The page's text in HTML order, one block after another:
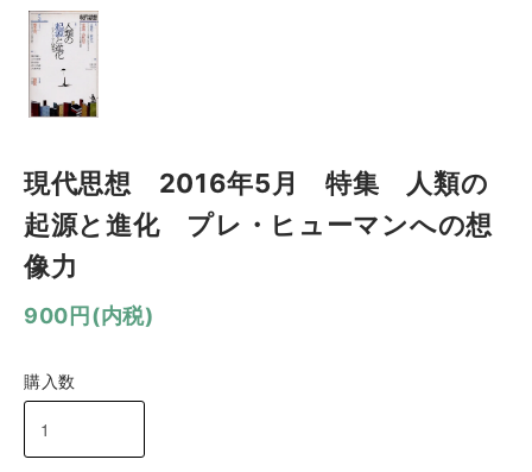
現代思想 2016年5月 特集 人類の
起源と進化 プレ・ヒューマンへの想
像力
900円(内税)
購入数